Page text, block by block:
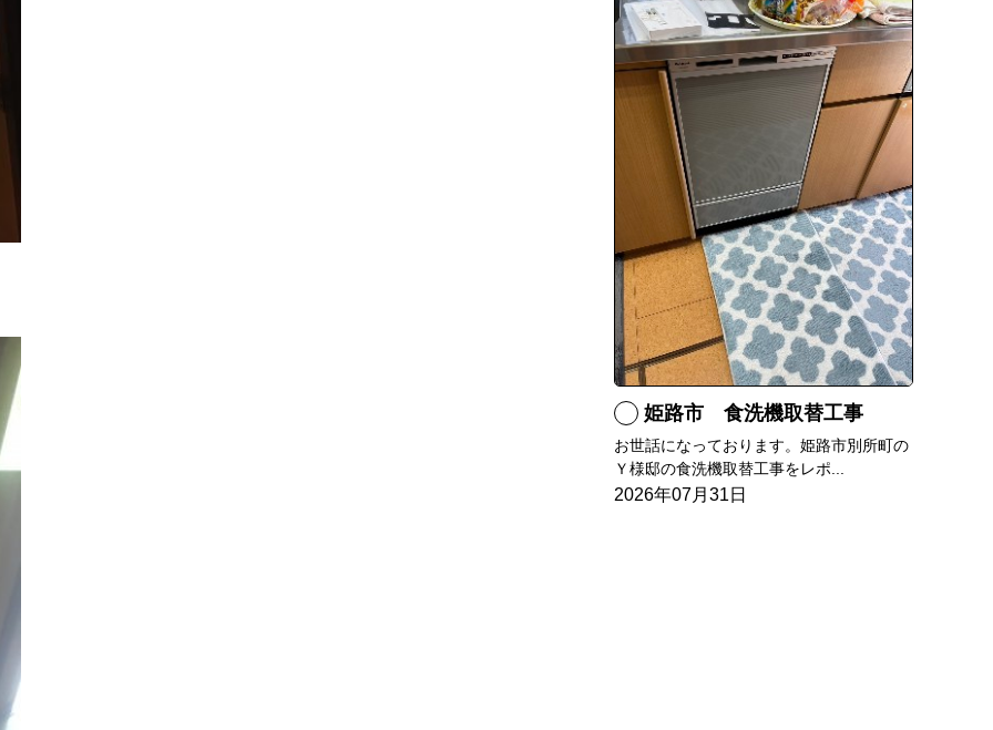
姫路市 食洗機取替工事
お世話になっております。姫路市別所町の
Ｙ様邸の食洗機取替工事をレポ...
2026年07月31日